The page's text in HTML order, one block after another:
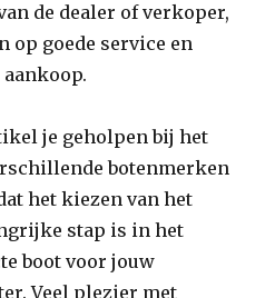
de dealer of verkoper,
op goede service en
je geholpen bij het
botenmerken
het kiezen van het
stap is in het
boot voor jouw
Veel plezier met